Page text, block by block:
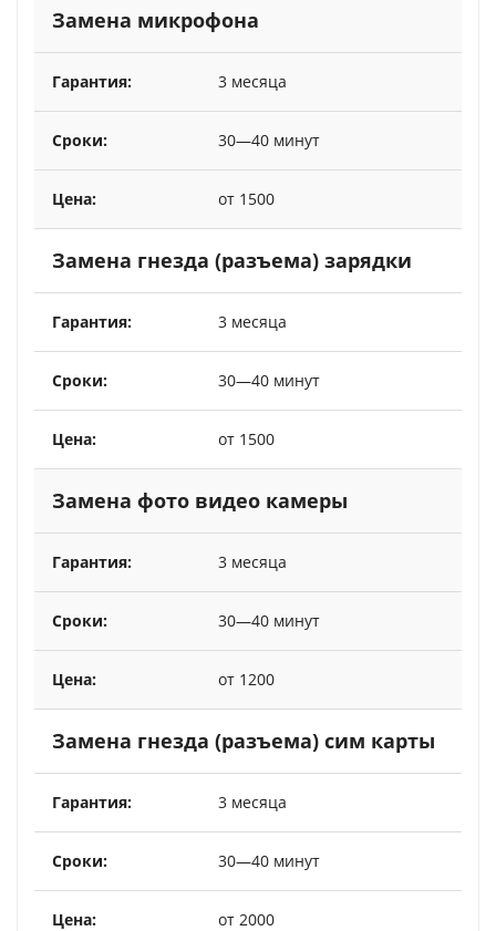
Замена микрофона
3 месяца
30—40 минут
от 1500
Замена гнезда (разъема) зарядки
3 месяца
30—40 минут
от 1500
Замена фото видео камеры
3 месяца
30—40 минут
от 1200
Замена гнезда (разъема) сим карты
3 месяца
30—40 минут
от 2000